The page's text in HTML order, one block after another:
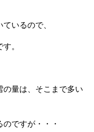
いるので、
。
の量は、そこまで多い
ですが・・・